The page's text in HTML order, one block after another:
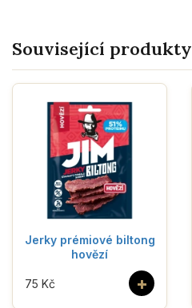
Související produkty
Jerky prémiové biltong
hovězí
+
75 Kč